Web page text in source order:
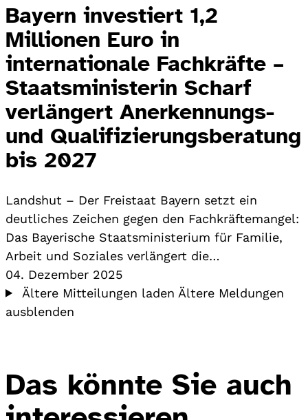
Bayern investiert 1,2
Millionen Euro in
internationale Fachkräfte –
Staatsministerin Scharf
verlängert Anerkennungs-
und Qualifizierungsberatung
bis 2027
Landshut – Der Freistaat Bayern setzt ein
deutliches Zeichen gegen den Fachkräftemangel:
Das Bayerische Staatsministerium für Familie,
Arbeit und Soziales verlängert die…
04. Dezember 2025
Ältere Mitteilungen laden Ältere Meldungen
ausblenden
Das könnte Sie auch